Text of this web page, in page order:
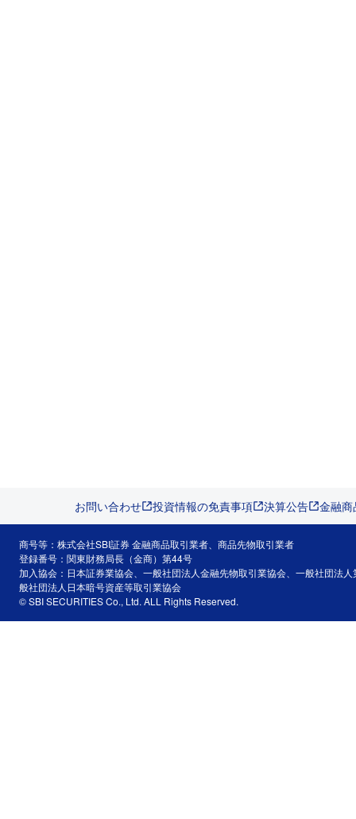
お問い合わせ 投資情報の免責事項 決算公告 金融
商号等：株式会社SBI証券 金融商品取引業者、商品先物取引業者
登録番号：関東財務局長（金商）第44号
加入協会：日本証券業協会、一般社団法人金融先物取引業協会、一般社団法
般社団法人日本暗号資産等取引業協会
© SBI SECURITIES Co., Ltd. ALL Rights Reserved.